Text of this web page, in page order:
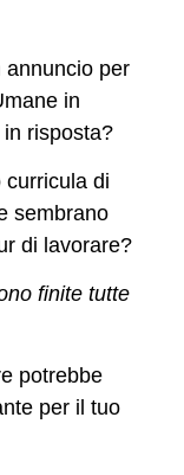
annuncio per
in
risposta?
curricula di
sembrano
di lavorare?
finite tutte
potrebbe
per il tuo